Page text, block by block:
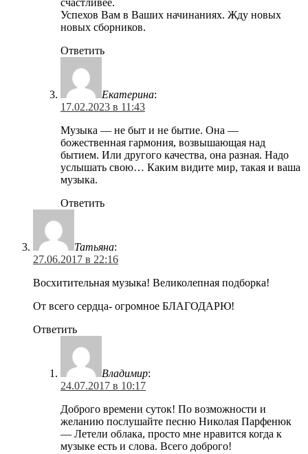
Успехов Вам в Ваших начинаниях. Жду новых
новых сборников.
Ответить
Екатерина:
17.02.2023 в 11:43
Музыка — не быт и не бытие. Она —
божественная гармония, возвышающая над
бытием. Или другого качества, она разная. Надо
услышать свою… Каким видите мир, такая и ваша
музыка.
Ответить
Татьяна:
27.06.2017 в 22:16
Восхитительная музыка! Великолепная подборка!
От всего сердца- огромное БЛАГОДАРЮ!
Ответить
Владимир:
24.07.2017 в 10:17
Доброго времени суток! По возможности и
желанию послушайте песню Николая Парфенюк
— Летели облака, просто мне нравится когда к
музыке есть и слова. Всего доброго!